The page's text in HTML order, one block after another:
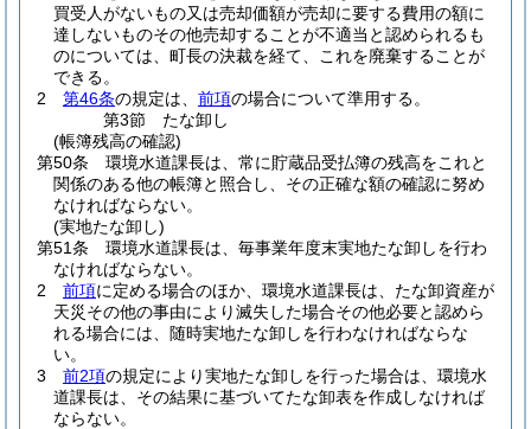
買受人がないもの又は売却価額が売却に要する費用の額に
達しないものその他売却することが不適当と認められるも
のについては、町長の決裁を経て、これを廃棄することが
できる。
2
第46条の規定は、 前項の場合について準用する。
第3節
たな卸し
(帳簿残高の確認)
第50条
環境水道課長は、常に貯蔵品受払簿の残高をこれと
関係のある他の帳簿と照合し、その正確な額の確認に努め
なければならない。
(実地たな卸し)
第51条
環境水道課長は、毎事業年度末実地たな卸しを行わ
なければならない。
2
前項に定める場合のほか、環境水道課長は、たな卸資産が
天災その他の事由により滅失した場合その他必要と認めら
れる場合には、随時実地たな卸しを行わなければならな
い。
3
前2項の規定により実地たな卸しを行った場合は、環境水
道課長は、その結果に基づいてたな卸表を作成しなければ
ならない。